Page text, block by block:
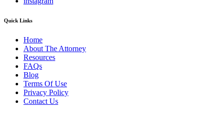
Quick Links
Home
About The Attorney
Resources
FAQs
Blog
Terms Of Use
Privacy Policy
Contact Us